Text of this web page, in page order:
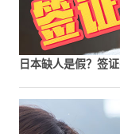
日本缺人是假？签证